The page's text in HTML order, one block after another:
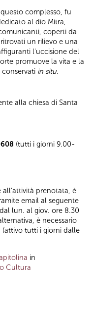
complesso, fu
al dio Mitra,
coperti da
un rilievo e una
l'uccisione del
promuove la vita e la
in situ.
alla chiesa di Santa
(tutti i giorni 9.00-
prenotata, è
email al seguente
lun. al giov. ore 8.30
è necessario
tutti i giorni dalle
in
Cultura